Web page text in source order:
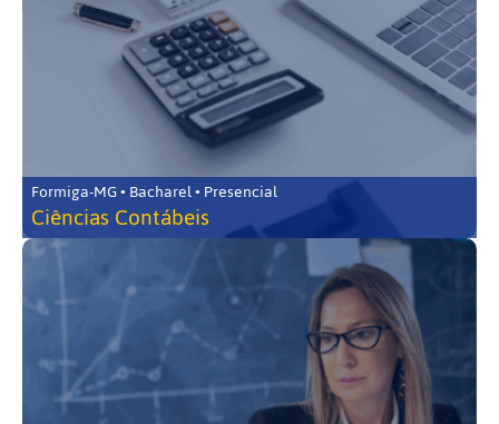
Formiga-MG • Bacharel • Presencial
Ciências Contábeis